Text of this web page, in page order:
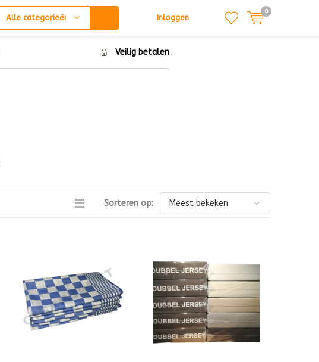
Alle categorieën Inloggen
0
Veilig betalen
Sorteren op: